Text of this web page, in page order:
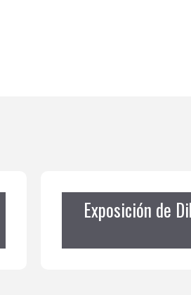
Exposición de